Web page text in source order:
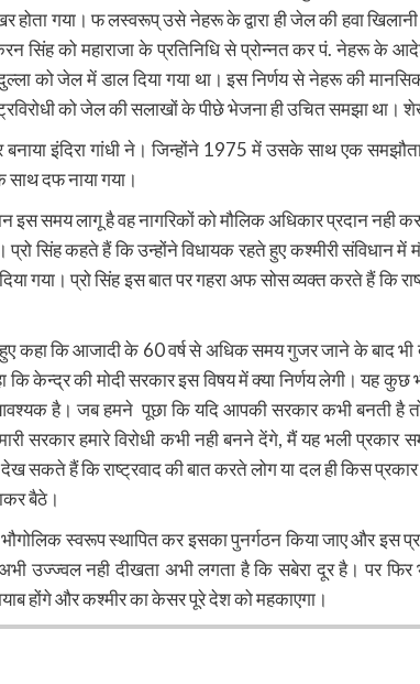
होता गया। फ लस्वरूप् उसे नेहरू के द्वारा ही जेल की हवा
सिंह को महाराजा के प्रतिनिधि से प्रोन्नत कर पं. नेहरू के
को जेल में डाल दिया गया था। इस निर्णय से नेहरू की
को जेल की सलाखों के पीछे भेजना ही उचित समझा
इंदिरा गांधी ने। जिन्होंने 1975 में उसके साथ एक
दफ नाया गया।
इस समय लागू है वह नागरिकों को मौलिक अधिकार प्रदान नही
प्रो सिंह कहते हैं कि उन्होंने विधायक रहते हुए कश्मीरी संविधान
गया। प्रो सिंह इस बात पर गहरा अफ सोस व्यक्त करते हैं कि
कहा कि आजादी के 60 वर्ष से अधिक समय गुजर जाने के बाद
केन्द्र की मोदी सरकार इस विषय में क्या निर्णय लेगी। यह कुछ
है। जब हमने पूछा कि यदि आपकी सरकार कभी बनती है
सरकार हमारे विरोधी कभी नही बनने देंगे, मैं यह भली प्रकार
सकते हैं कि राष्ट्रवाद की बात करते लोग या दल ही किस
बैठे।
स्वरूप स्थापित कर इसका पुनर्गठन किया जाए और
उज्ज्वल नही दीखता अभी लगता है कि सबेरा दूर है। पर फिर
होंगे और कश्मीर का केसर पूरे देश को महकाएगा।